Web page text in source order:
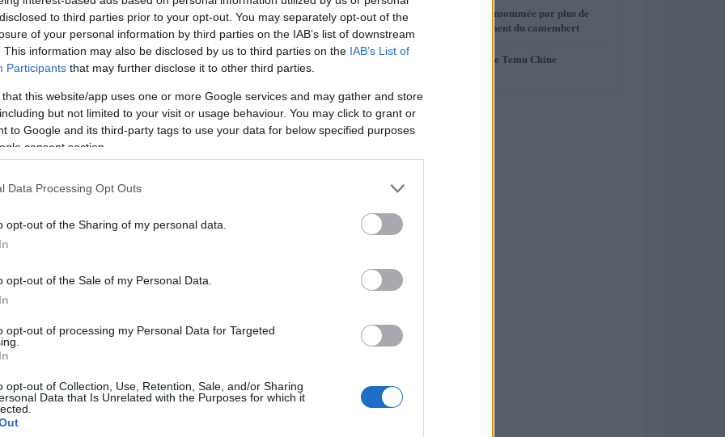
to third parties prior to your opt-out. You may separately opt-out of the
of your personal information by third parties on the IAB’s list of downstream
This information may also be disclosed by us to third parties on the IAB’s List of
Participants that may further disclose it to other third parties.
that this website/app uses one or more Google services and may gather and store
but not limited to your visit or usage behaviour. You may click to grant or
to Google and its third-party tags to use your data for below specified purposes
consent section.
Data Processing Opt Outs
opt-out of the Sharing of my personal data.
opt-out of the Sale of my Personal Data.
opt-out of processing my Personal Data for Targeted
opt-out of Collection, Use, Retention, Sale, and/or Sharing
Data that Is Unrelated with the Purposes for which it
Le groupe informatique Hewlett-Packard vient d'annoncer
· 23 Nov 2011
ECONOMIE
Le groupe Nokia/Siemens va supprimer
des emplois
4
La mozzarella consommée par plus de
français au détriment du camembert
5 Enquête UE contre Temu Chine